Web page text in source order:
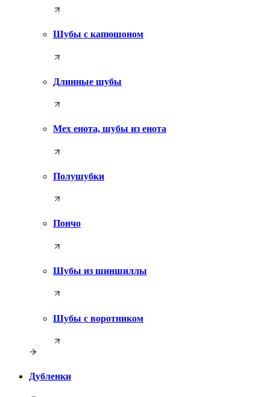
Шубы с капюшоном
Длинные шубы
Мех енота, шубы из енота
Полушубки
Пончо
Шубы из шиншиллы
Шубы с воротником
Дубленки